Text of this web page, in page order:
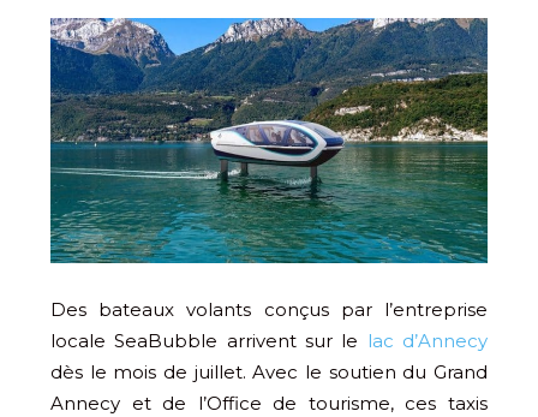
Des bateaux volants conçus par l’entreprise
locale SeaBubble arrivent sur le lac d’Annecy
dès le mois de juillet. Avec le soutien du Grand
Annecy et de l’Office de tourisme, ces taxis